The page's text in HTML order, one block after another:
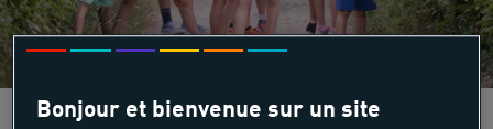
Bonjour et bienvenue sur un site